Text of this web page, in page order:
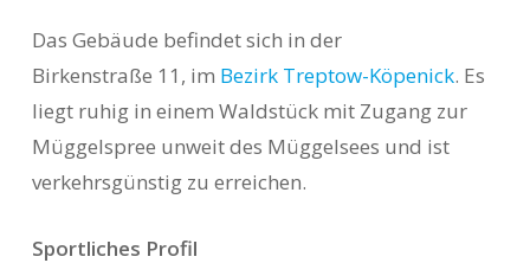
Das Gebäude befindet sich in der
Birkenstraße 11, im Bezirk Treptow-Köpenick. Es
liegt ruhig in einem Waldstück mit Zugang zur
Müggelspree unweit des Müggelsees und ist
verkehrsgünstig zu erreichen.
Sportliches Profil